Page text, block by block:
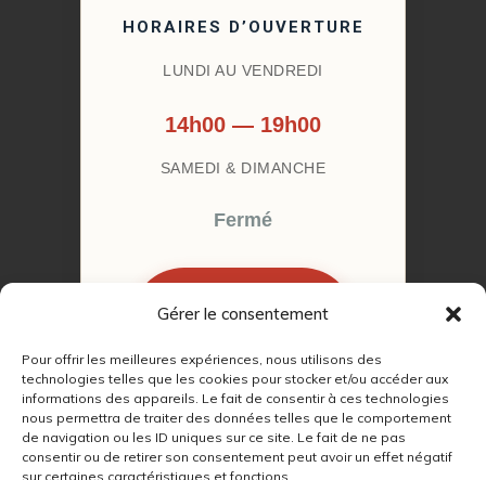
Gérer le consentement
Pour offrir les meilleures expériences, nous utilisons des
technologies telles que les cookies pour stocker et/ou accéder aux
informations des appareils. Le fait de consentir à ces technologies
nous permettra de traiter des données telles que le comportement
de navigation ou les ID uniques sur ce site. Le fait de ne pas
consentir ou de retirer son consentement peut avoir un effet négatif
sur certaines caractéristiques et fonctions.
HORAIRES D’OUVERTURE
LUNDI AU VENDREDI
14h00 — 19h00
SAMEDI & DIMANCHE
Fermé
RENDEZ-VOUS
© 2022 – 2026Autour du Feu 77